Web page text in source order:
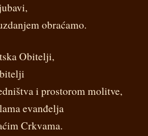
obraćamo.
Obitelji,
i prostorom molitve,
evanđelja
Crkvama.